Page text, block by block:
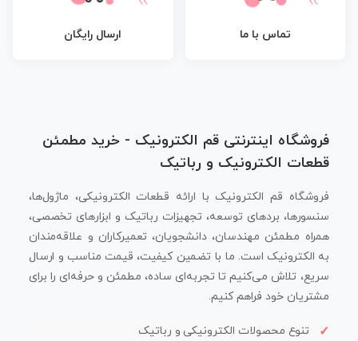
تماس با ما ارسال رایگان
فروشگاه اینترنتی قم الکترونیک - خرید مطمئن
قطعات الکترونیک و رباتیک
فروشگاه قم الکترونیک با ارائه قطعات الکترونیکی، ماژول‌ها،
سنسورها، بردهای توسعه، تجهیزات رباتیک و ابزارهای تخصصی،
همراه مطمئن مهندسان، دانشجویان، تعمیرکاران و علاقه‌مندان
به الکترونیک است. ما با تضمین کیفیت، قیمت مناسب و ارسال
سریع، تلاش می‌کنیم تا تجربه‌ای ساده، مطمئن و حرفه‌ای را برای
مشتریان خود فراهم کنیم.
تنوع محصولات الکترونیکی و رباتیک